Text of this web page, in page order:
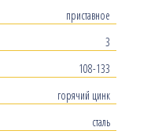
приставное
3
108-133
горячий цинк
сталь